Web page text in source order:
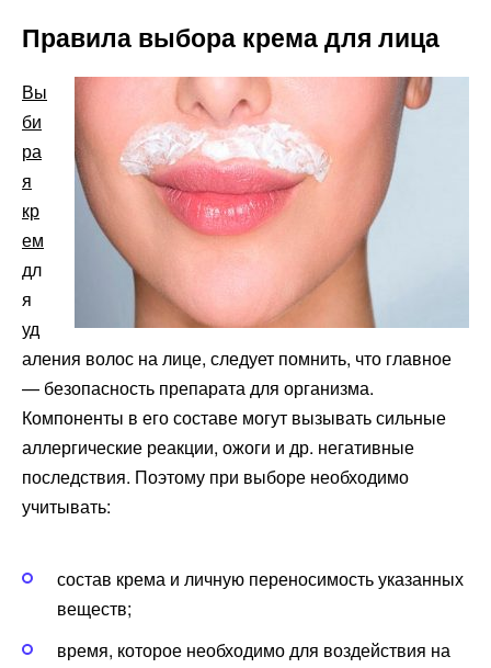
Правила выбора крема для лица
Вы
би
ра
я
кр
ем
дл
я
уд
аления волос на лице, следует помнить, что главное
— безопасность препарата для организма.
Компоненты в его составе могут вызывать сильные
аллергические реакции, ожоги и др. негативные
последствия. Поэтому при выборе необходимо
учитывать:
состав крема и личную переносимость указанных
веществ;
время, которое необходимо для воздействия на